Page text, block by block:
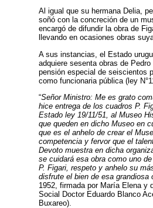
Al igual que su hermana Delia,
soñó con la concreción de un
encargó de difundir la obra de
llevando en ocasiones obras
A sus instancias, el Estado
adquiere sesenta obras de
pensión especial de seiscientos
como funcionaria pública (ley
“Señor Ministro: Me es grato
hice entrega de los cuadros P.
Estado ley 19/11/51, al Museo
que queden en dicho Museo en
que es el anhelo de crear el
competencia y fervor que el
Devoto muestra en dicha
se cuidará esa obra como uno
P. Figari, respeto y anhelo su
disfrute el bien de esa grandiosa
1952, firmada por María Elena y
Social Doctor Eduardo Blanco
Buxareo).